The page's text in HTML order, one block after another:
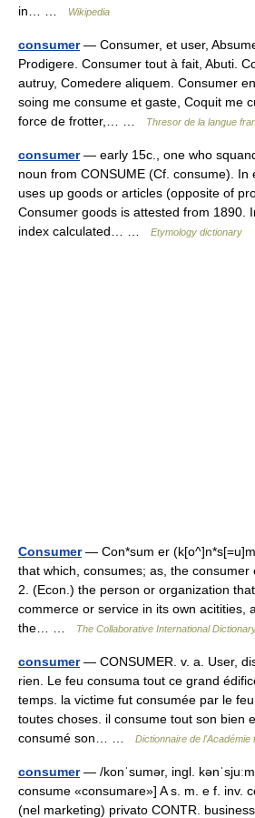
in… …
Wikipedia
consumer— Consumer, et user,
Prodigere. Consumer tout à fait, Abuti.
autruy, Comedere aliquem. Consumer
soing me consume et gaste, Coquit me
force de frotter,… …
Thresor de la langue
consumer— early 15c., one who
noun from CONSUME (Cf. consume).
uses up goods or articles (opposite of
Consumer goods is attested from 1890.
index calculated… …
Etymology dictionary
Consumer— Con*sum er
that which, consumes; as, the consumer
2. (Econ.) the person or organization
commerce or service in its own acitities,
the… …
The Collaborative International
consumer— CONSUMER. v. a. User,
rien. Le feu consuma tout ce grand
temps. la victime fut consumée par le
toutes choses. il consume tout son bien
consumé son… …
Dictionnaire de l'Académie
consumer— /konˈsumər, ingl.
consume «consumare»] A s. m. e f. inv.
(nel marketing) privato CONTR.